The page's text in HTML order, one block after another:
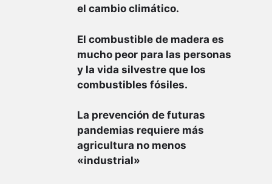
el cambio climático.
El combustible de madera es
mucho peor para las personas
y la vida silvestre que los
combustibles fósiles.
La prevención de futuras
pandemias requiere más
agricultura no menos
«industrial»